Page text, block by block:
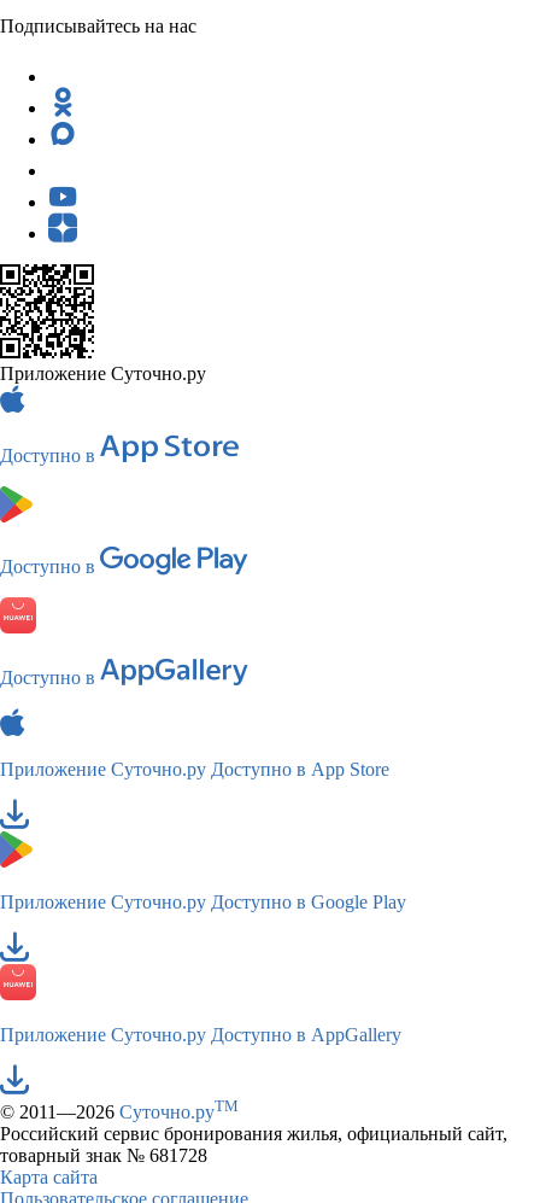
Подписывайтесь на нас
Приложение Суточно.ру
Доступно в
Доступно в
Доступно в
Приложение Суточно.ру Доступно в App Store
Приложение Суточно.ру Доступно в Google Play
Приложение Суточно.ру Доступно в AppGallery
© 2011—2026 Суточно.руTM
Российский сервис бронирования жилья, официальный сайт,
товарный знак № 681728
Карта сайта